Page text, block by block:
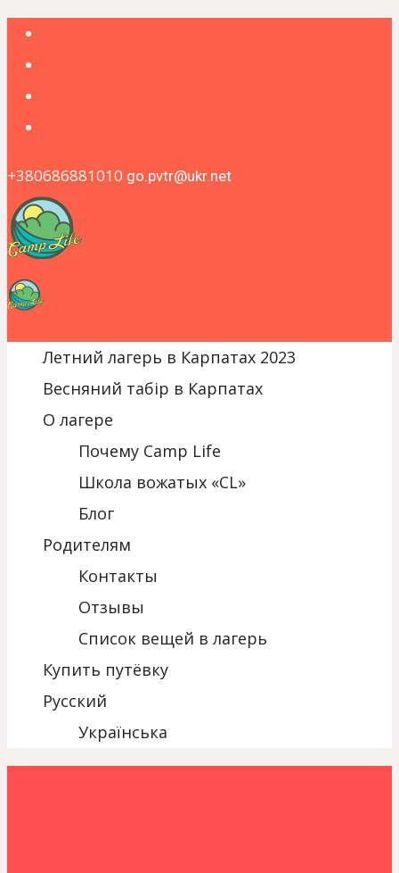
+380686881010 go.pvtr@ukr.net
Летний лагерь в Карпатах 2023
Весняний табір в Карпатах
О лагере
Почему Camp Life
Школа вожатых «CL»
Блог
Родителям
Контакты
Отзывы
Список вещей в лагерь
Купить путёвку
Русский
Українська